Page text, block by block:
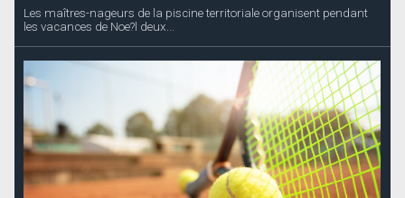
Les maîtres-nageurs de la piscine territoriale organisent pendant
les vacances de Noe?l deux...